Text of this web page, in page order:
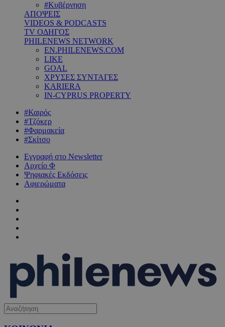
#Κυβέρνηση
ΑΠΟΨΕΙΣ
VIDEOS & PODCASTS
TV ΟΔΗΓΟΣ
PHILENEWS NETWORK
EN.PHILENEWS.COM
LIKE
GOAL
ΧΡΥΣΕΣ ΣΥΝΤΑΓΕΣ
KARIERA
IN-CYPRUS PROPERTY
#Καιρός
#Τζόκερ
#Φαρμακεία
#Σκίτσο
Εγγραφή στο Newsletter
Αρχείο Φ
Ψηφιακές Εκδόσεις
Αφιερώματα